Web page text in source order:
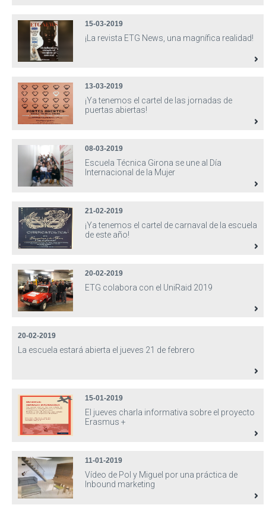
15-03-2019
¡La revista ETG News, una magnífica realidad!
13-03-2019
¡Ya tenemos el cartel de las jornadas de
puertas abiertas!
08-03-2019
Escuela Técnica Girona se une al Día
Internacional de la Mujer
21-02-2019
¡Ya tenemos el cartel de carnaval de la escuela
de este año!
20-02-2019
ETG colabora con el UniRaid 2019
20-02-2019
La escuela estará abierta el jueves 21 de febrero
15-01-2019
El jueves charla informativa sobre el proyecto
Erasmus +
11-01-2019
Vídeo de Pol y Miguel por una práctica de
Inbound marketing